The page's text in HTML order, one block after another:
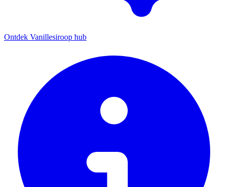
Ontdek Vanillesiroop hub